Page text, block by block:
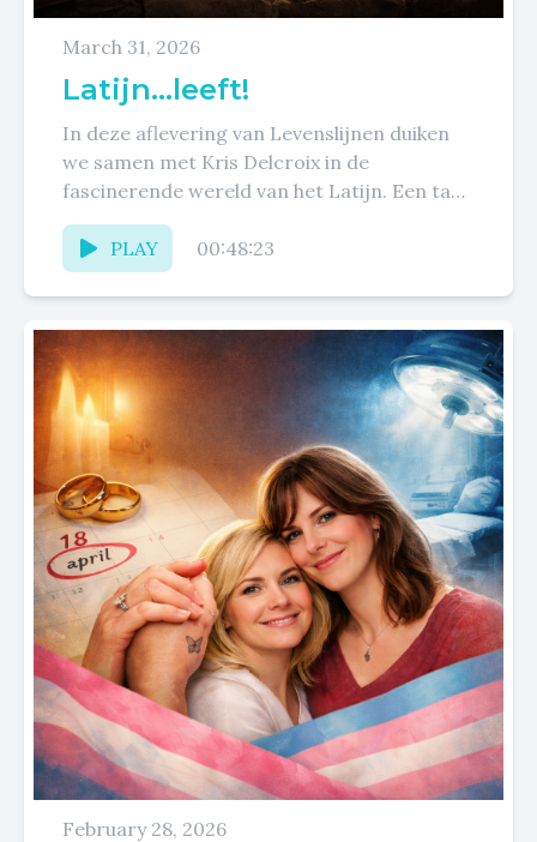
March 31, 2026
Latijn...leeft!
In deze aflevering van Levenslijnen duiken
we samen met Kris Delcroix in de
fascinerende wereld van het Latijn. Een taal
die vaak als “dood”...
PLAY
00:48:23
February 28, 2026